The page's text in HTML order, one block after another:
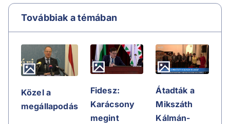
Továbbiak a témában
Közel a
megállapodás
Fidesz:
Karácsony
megint
Átadták a
Mikszáth
Kálmán-